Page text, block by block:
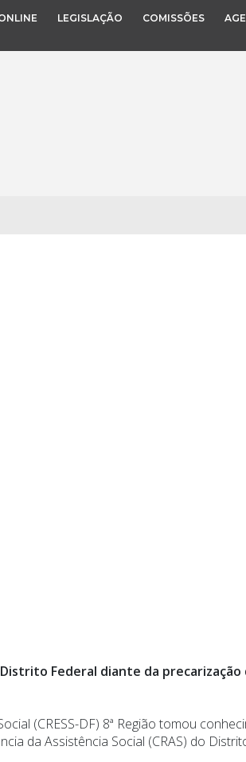
LEGISLAÇÃO COMISSÕES
Federal diante da precarização
(CRESS-DF) 8ª Região tomou
da Assistência Social (CRAS) do